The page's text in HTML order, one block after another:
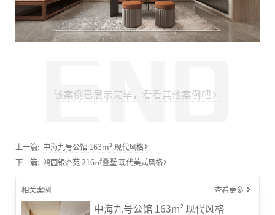
该案例已展示完毕，看看其他案例吧
上一篇: 中海九号公馆 163m² 现代风格
下一篇: 鸿园银杏苑 216㎡叠墅 现代美式风格
相关案例 查看更多
中海九号公馆 163m² 现代风格